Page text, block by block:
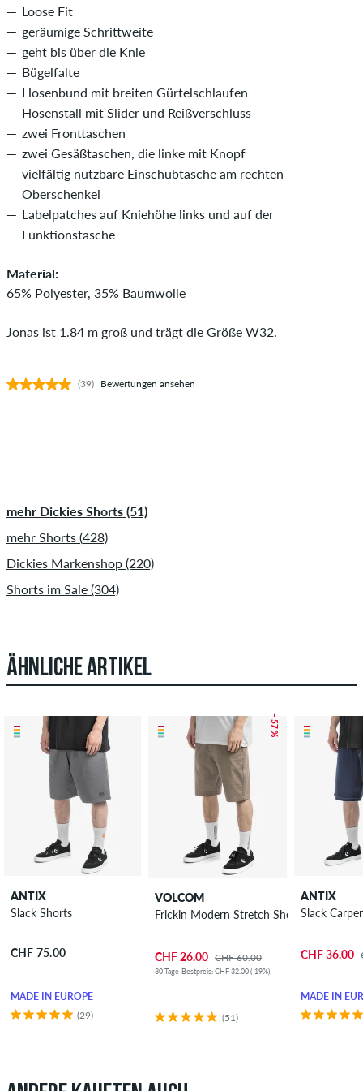
Loose Fit
geräumige Schrittweite
geht bis über die Knie
Bügelfalte
Hosenbund mit breiten Gürtelschlaufen
Hosenstall mit Slider und Reißverschluss
zwei Fronttaschen
zwei Gesäßtaschen, die linke mit Knopf
vielfältig nutzbare Einschubtasche am rechten
Oberschenkel
Labelpatches auf Kniehöhe links und auf der
Funktionstasche
Material:
65% Polyester, 35% Baumwolle
Jonas ist 1.84 m groß und trägt die Größe W32.
(39) Bewertungen ansehen
mehr Dickies Shorts (51)
mehr Shorts (428)
Dickies Markenshop (220)
Shorts im Sale (304)
ÄHNLICHE ARTIKEL
ANTIX
Slack Shorts
CHF 75.00
MADE IN EUROPE
(29)
– 57 %
VOLCOM
Frickin Modern Stretch Shorts
CHF 26.00 CHF 60.00
30-Tage-Bestpreis: CHF 32.00 (-19%)
(51)
ANTIX
Slack
CHF 36.00
MADE IN